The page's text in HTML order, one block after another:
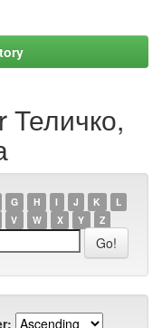
Теличко,
G H I J K
L
V W X Y Z